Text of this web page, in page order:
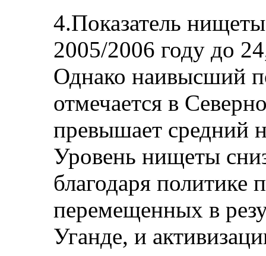
4.Показатель
2005/2006 году до
Однако наивысший
отмечается в
превышает средний
Уровень нищеты
благодаря политике
перемещенных в
Уганде, и